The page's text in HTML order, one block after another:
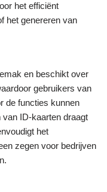
het efficiënt
het genereren van
en beschikt over
gebruikers van
de functies kunnen
ID-kaarten draagt
het
zegen voor bedrijven